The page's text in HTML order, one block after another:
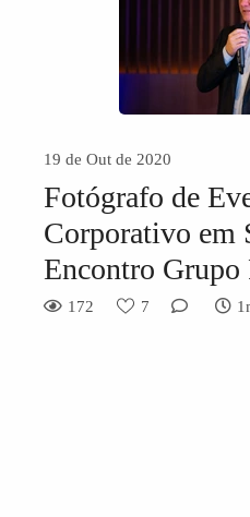
19 de Out de 2020
Fotógrafo de
Corporativo em
Encontro Grupo
172 7